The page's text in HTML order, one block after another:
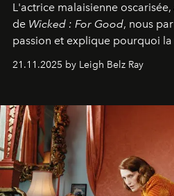
L'actrice malaisienne
de Wicked : For Good, nous
passion et explique pourquoi
Elle avoue :
"C'est libérateur
personnage qui dit : 'C'est
21.11.2025 by Leigh Belz Ray